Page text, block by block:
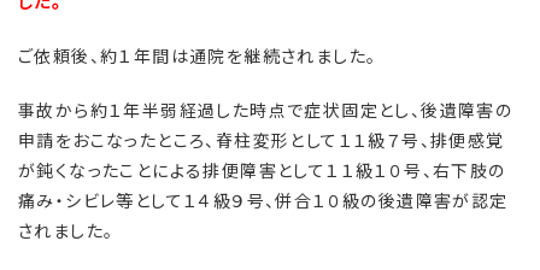
ご依頼後、約１年間は通院を継続されました。
事故から約１年半弱経過した時点で症状固定とし、後遺障害の
申請をおこなったところ、脊柱変形として１１級７号、排便感覚
が鈍くなったことによる排便障害として１１級１０号、右下肢の
痛み・シビレ等として１４級９号、併合１０級の後遺障害が認定
されました。